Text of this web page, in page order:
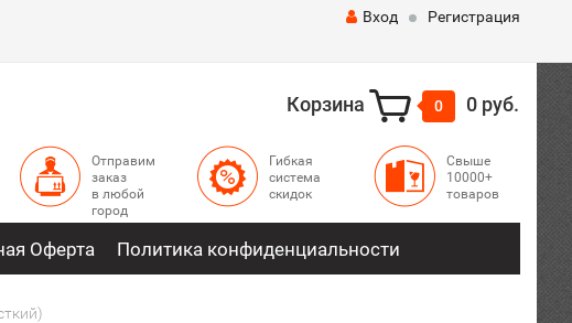
Вход Регистрация
Корзина 0 0 руб.
Отправим
заказ
в любой
город
Гибкая
система
скидок
Свыше
10000+
товаров
Оферта Политика конфиденциальности